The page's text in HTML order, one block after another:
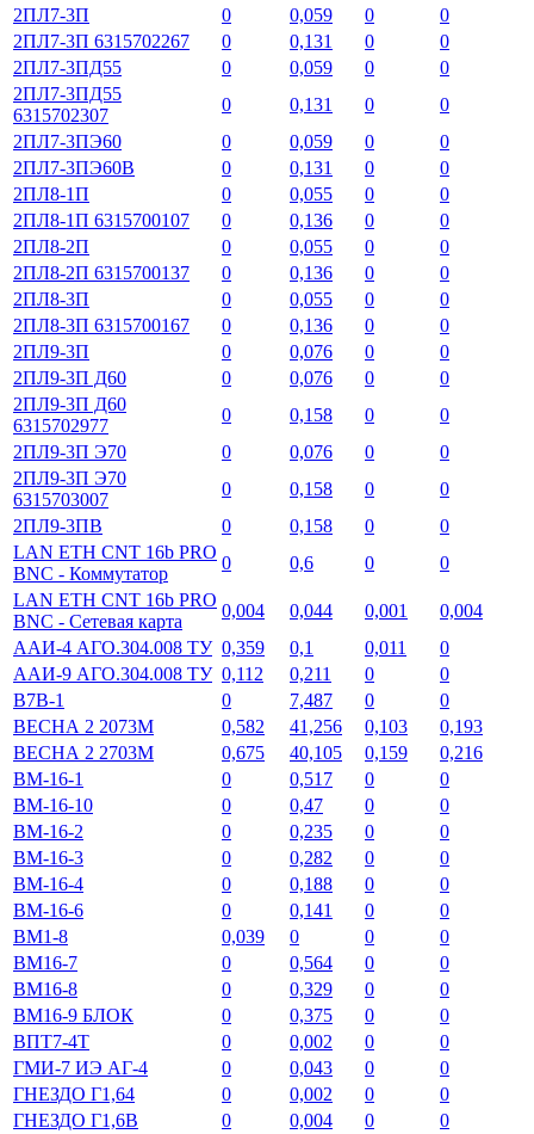
2ПЛ7-3П
0 0,059 0
0
2ПЛ7-3П 6315702267
0 0,131 0
0
2ПЛ7-3ПД55
0 0,059 0
0
2ПЛ7-3ПД55
6315702307
0 0,131 0
0
2ПЛ7-3ПЭ60
0 0,059 0
0
2ПЛ7-3ПЭ60В
0 0,131 0
0
2ПЛ8-1П
0 0,055 0
0
2ПЛ8-1П 6315700107
0 0,136 0
0
2ПЛ8-2П
0 0,055 0
0
2ПЛ8-2П 6315700137
0 0,136 0
0
2ПЛ8-3П
0 0,055 0
0
2ПЛ8-3П 6315700167
0 0,136 0
0
2ПЛ9-3П
0 0,076 0
0
2ПЛ9-3П Д60
0 0,076 0
0
2ПЛ9-3П Д60
6315702977
0 0,158 0
0
2ПЛ9-3П Э70
0 0,076 0
0
2ПЛ9-3П Э70
6315703007
0 0,158 0
0
2ПЛ9-3ПВ
0 0,158 0
0
LAN ETH CNT 16b PRO
BNC - Коммутатор
0 0,6 0
0
LAN ETH CNT 16b PRO
BNC - Сетевая карта
0,004 0,044 0,001
0,004
ААИ-4 АГО.304.008 ТУ 0,359 0,1 0,011
0
ААИ-9 АГО.304.008 ТУ 0,112 0,211 0
0
В7В-1
0 7,487 0
0
ВЕСНА 2 2073М
0,582 41,256 0,103
0,193
ВЕСНА 2 2703М
0,675 40,105 0,159
0,216
ВМ-16-1
0 0,517 0
0
ВМ-16-10
0 0,47 0
0
ВМ-16-2
0 0,235 0
0
ВМ-16-3
0 0,282 0
0
ВМ-16-4
0 0,188 0
0
ВМ-16-6
0 0,141 0
0
ВМ1-8
0,039 0 0
0
ВМ16-7
0 0,564 0
0
ВМ16-8
0 0,329 0
0
ВМ16-9 БЛОК
0 0,375 0
0
ВПТ7-4Т
0 0,002 0
0
ГМИ-7 ИЭ АГ-4
0 0,043 0
0
ГНЕЗДО Г1,64
0 0,002 0
0
ГНЕЗДО Г1,6В
0 0,004 0
0